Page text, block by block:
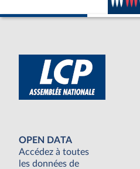
OPEN DATA
Accédez à toutes
les données de